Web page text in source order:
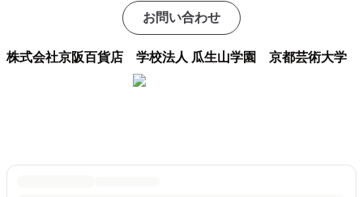
お問い合わせ
株式会社京阪百貨店 学校法人 瓜生山学園 京都芸術大学